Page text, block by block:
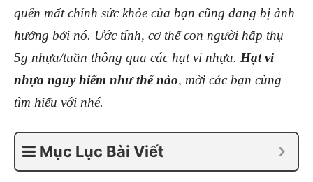
quên mất chính sức khỏe của bạn cũng đang bị ảnh
hưởng bởi nó. Ước tính, cơ thể con người hấp thụ
5g nhựa/tuần thông qua các hạt vi nhựa. Hạt vi
nhựa nguy hiểm như thế nào, mời các bạn cùng
tìm hiểu với nhé.
Mục Lục Bài Viết